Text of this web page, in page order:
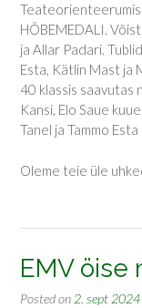
HÕBEMEDALI.
ja Allar Padari.
Esta, Kätlin Mast ja
40 klassis saavutas
Kansi, Elo Saue
Tanel ja Tammo
Oleme teie üle
EMV öise
Posted on 2. sept 2024